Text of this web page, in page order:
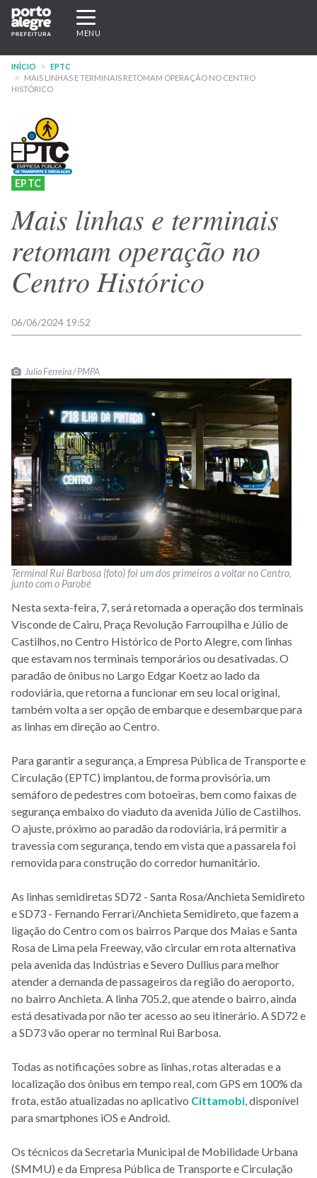
Pular
para
conteúdo
principal
Expandir/recolher
navegação
MENU
INÍCIO
EPTC
MAIS LINHAS E TERMINAIS RETOMAM OPERAÇÃO NO CENTRO
HISTÓRICO
EPTC
Mais linhas e terminais
retomam operação no
Centro Histórico
06/06/2024 19:52
Julio Ferreira / PMPA
Terminal Rui Barbosa (foto) foi um dos primeiros a voltar no Centro,
junto com o Parobé
Nesta sexta-feira, 7, será retomada a operação dos terminais
Visconde de Cairu, Praça Revolução Farroupilha e Júlio de
Castilhos, no Centro Histórico de Porto Alegre, com linhas
que estavam nos terminais temporários ou desativadas. O
paradão de ônibus no Largo Edgar Koetz ao lado da
rodoviária, que retorna a funcionar em seu local original,
também volta a ser opção de embarque e desembarque para
as linhas em direção ao Centro.
Para garantir a segurança, a Empresa Pública de Transporte e
Circulação (EPTC) implantou, de forma provisória, um
semáforo de pedestres com botoeiras, bem como faixas de
segurança embaixo do viaduto da avenida Júlio de Castilhos.
O ajuste, próximo ao paradão da rodoviária, irá permitir a
travessia com segurança, tendo em vista que a passarela foi
removida para construção do corredor humanitário.
As linhas semidiretas SD72 - Santa Rosa/Anchieta Semidireto
e SD73 - Fernando Ferrari/Anchieta Semidireto, que fazem a
ligação do Centro com os bairros Parque dos Maias e Santa
Rosa de Lima pela Freeway, vão circular em rota alternativa
pela avenida das Indústrias e Severo Dullius para melhor
atender a demanda de passageiros da região do aeroporto,
no bairro Anchieta. A linha 705.2, que atende o bairro, ainda
está desativada por não ter acesso ao seu itinerário. A SD72 e
a SD73 vão operar no terminal Rui Barbosa.
Todas as notificações sobre as linhas, rotas alteradas e a
localização dos ônibus em tempo real, com GPS em 100% da
frota, estão atualizadas no aplicativo Cittamobi, disponível
para smartphones iOS e Android.
Os técnicos da Secretaria Municipal de Mobilidade Urbana
(SMMU) e da Empresa Pública de Transporte e Circulação